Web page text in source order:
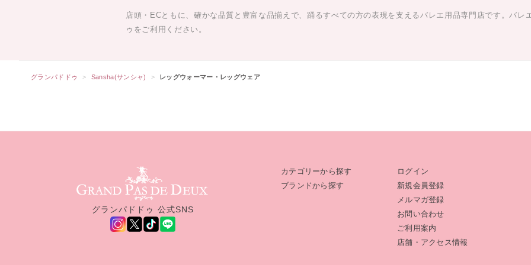
店頭・ECともに、確かな品質と豊富な品揃えで、踊るすべての方の表現を支えるバレエ用品専門店です。バレ
ゥをご利用ください。
グランパドドゥ Sansha(サンシャ) レッグウォーマー・レッグウェア
グランパドドゥ 公式SNS
カテゴリーから探す
ブランドから探す
ログイン
新規会員登録
メルマガ登録
お問い合わせ
ご利用案内
店舗・アクセス情報